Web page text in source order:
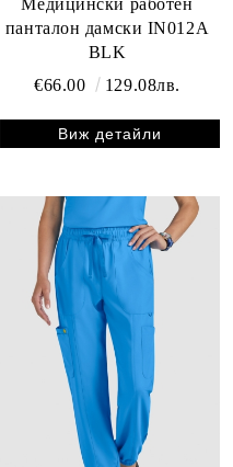
Медицински работен
панталон дамски IN012A
BLK
€66.00
129.08лв.
Виж детайли